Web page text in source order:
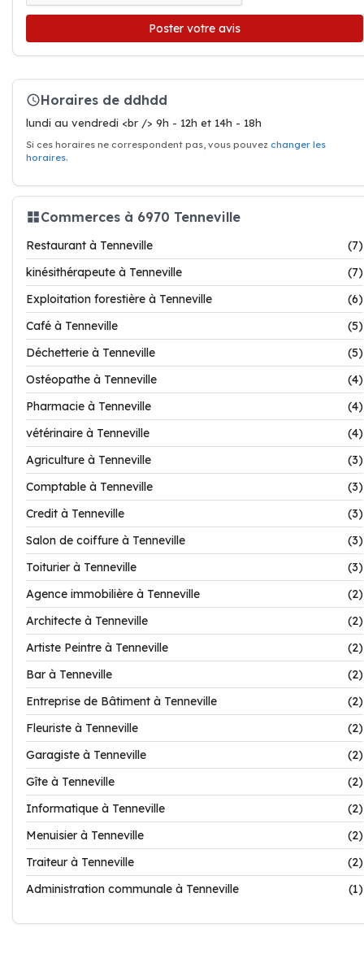
Poster votre avis
Horaires de ddhdd
lundi au vendredi <br /> 9h - 12h et 14h - 18h
Si ces horaires ne correspondent pas, vous pouvez changer les
horaires.
Commerces à 6970 Tenneville
Restaurant à Tenneville
(7)
kinésithérapeute à Tenneville
(7)
Exploitation forestière à Tenneville
(6)
Café à Tenneville
(5)
Déchetterie à Tenneville
(5)
Ostéopathe à Tenneville
(4)
Pharmacie à Tenneville
(4)
vétérinaire à Tenneville
(4)
Agriculture à Tenneville
(3)
Comptable à Tenneville
(3)
Credit à Tenneville
(3)
Salon de coiffure à Tenneville
(3)
Toiturier à Tenneville
(3)
Agence immobilière à Tenneville
(2)
Architecte à Tenneville
(2)
Artiste Peintre à Tenneville
(2)
Bar à Tenneville
(2)
Entreprise de Bâtiment à Tenneville
(2)
Fleuriste à Tenneville
(2)
Garagiste à Tenneville
(2)
Gîte à Tenneville
(2)
Informatique à Tenneville
(2)
Menuisier à Tenneville
(2)
Traiteur à Tenneville
(2)
Administration communale à Tenneville
(1)